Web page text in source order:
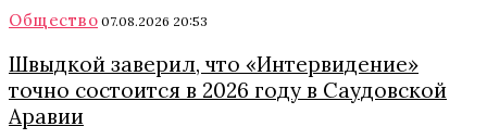
Общество 07.08.2026 20:53
Швыдкой заверил, что «Интервидение»
точно состоится в 2026 году в Саудовской
Аравии